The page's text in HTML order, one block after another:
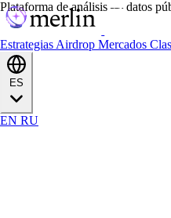
Estrategias Airdrop Mercados
EN RU
Plataforma de análisis — datos